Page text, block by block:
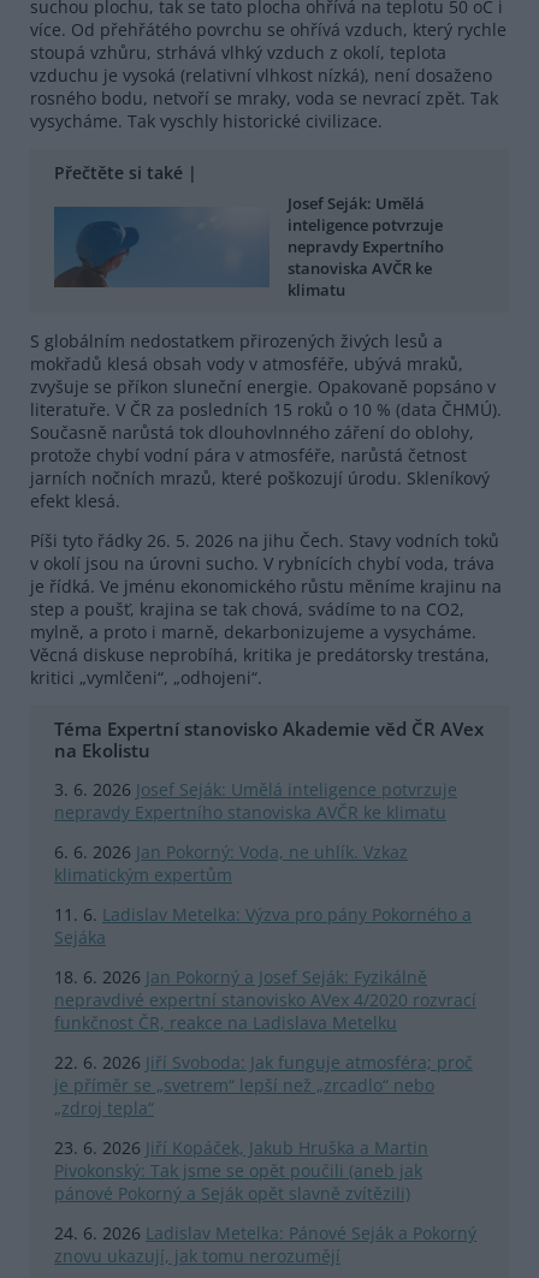
suchou plochu, tak se tato plocha ohřívá na teplotu 50 oC i
více. Od přehřátého povrchu se ohřívá vzduch, který rychle
stoupá vzhůru, strhává vlhký vzduch z okolí, teplota
vzduchu je vysoká (relativní vlhkost nízká), není dosaženo
rosného bodu, netvoří se mraky, voda se nevrací zpět. Tak
vysycháme. Tak vyschly historické civilizace.
Přečtěte si také |
Josef Seják: Umělá
inteligence potvrzuje
nepravdy Expertního
stanoviska AVČR ke
klimatu
S globálním nedostatkem přirozených živých lesů a
mokřadů klesá obsah vody v atmosféře, ubývá mraků,
zvyšuje se příkon sluneční energie. Opakovaně popsáno v
literatuře. V ČR za posledních 15 roků o 10 % (data ČHMÚ).
Současně narůstá tok dlouhovlnného záření do oblohy,
protože chybí vodní pára v atmosféře, narůstá četnost
jarních nočních mrazů, které poškozují úrodu. Skleníkový
efekt klesá.
Píši tyto řádky 26. 5. 2026 na jihu Čech. Stavy vodních toků
v okolí jsou na úrovni sucho. V rybnících chybí voda, tráva
je řídká. Ve jménu ekonomického růstu měníme krajinu na
step a poušť, krajina se tak chová, svádíme to na CO2,
mylně, a proto i marně, dekarbonizujeme a vysycháme.
Věcná diskuse neprobíhá, kritika je predátorsky trestána,
kritici „vymlčeni“, „odhojeni“.
Téma Expertní stanovisko Akademie věd ČR AVex
na Ekolistu
3. 6. 2026 Josef Seják: Umělá inteligence potvrzuje
nepravdy Expertního stanoviska AVČR ke klimatu
6. 6. 2026 Jan Pokorný: Voda, ne uhlík. Vzkaz
klimatickým expertům
11. 6. Ladislav Metelka: Výzva pro pány Pokorného a
Sejáka
18. 6. 2026 Jan Pokorný a Josef Seják: Fyzikálně
nepravdivé expertní stanovisko AVex 4/2020 rozvrací
funkčnost ČR, reakce na Ladislava Metelku
22. 6. 2026 Jiří Svoboda: Jak funguje atmosféra; proč
je příměr se „svetrem“ lepší než „zrcadlo“ nebo
„zdroj tepla“
23. 6. 2026 Jiří Kopáček, Jakub Hruška a Martin
Pivokonský: Tak jsme se opět poučili (aneb jak
pánové Pokorný a Seják opět slavně zvítězili)
24. 6. 2026 Ladislav Metelka: Pánové Seják a Pokorný
znovu ukazují, jak tomu nerozumějí